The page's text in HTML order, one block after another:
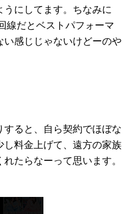
にしてます。ちなみに
線だとベストパフォーマ
い感じじゃないけどーのや
ると、自ら契約でほぼな
料金上げて、遠方の家族
たらなーって思います。